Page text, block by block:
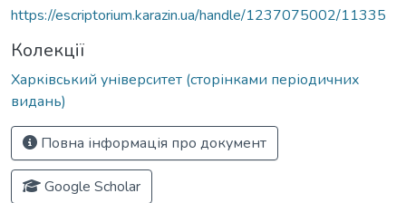
https://escriptorium.karazin.ua/handle/1237075002/11335
Колекції
Харківський університет (сторінками періодичних
видань)
Повна інформація про документ
Google Scholar